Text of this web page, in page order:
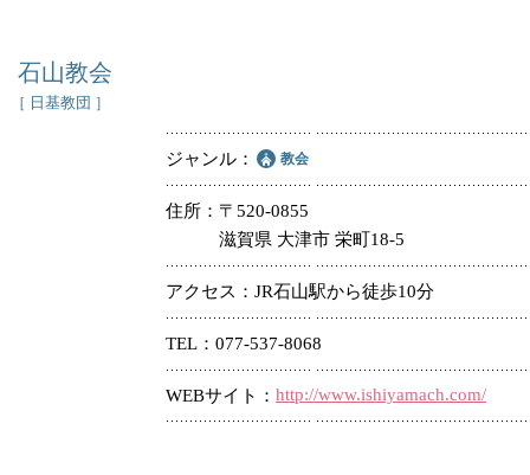
石山教会
［ 日基教団 ］
ジャンル 教会
住所
〒520-0855
滋賀県 大津市 栄町18-5
アクセス JR石山駅から徒歩10分
TEL 077-537-8068
WEBサイト http://www.ishiyamach.com/